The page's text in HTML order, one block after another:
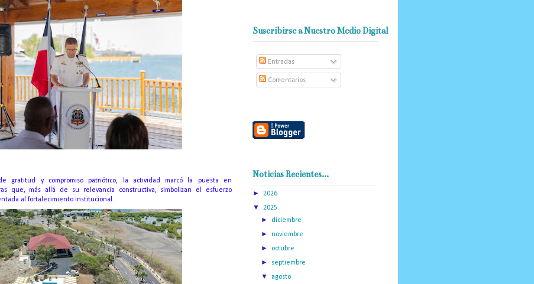
gratitud y compromiso patriótico, la actividad marcó la puesta en
que, más allá de su relevancia constructiva, simbolizan el esfuerzo
al fortalecimiento institucional.
Suscribirse a Nuestro Medio Digital
Entradas
Comentarios
Noticias Recientes...
► 2026
▼ 2025
► diciembre
►noviembre
► octubre
► septiembre
▼ agosto